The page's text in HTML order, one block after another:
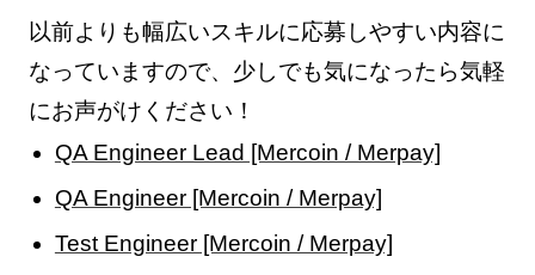
以前よりも幅広いスキルに応募しやすい内容に
なっていますので、少しでも気になったら気軽
にお声がけください！
QA Engineer Lead [Mercoin / Merpay]
QA Engineer [Mercoin / Merpay]
Test Engineer [Mercoin / Merpay]